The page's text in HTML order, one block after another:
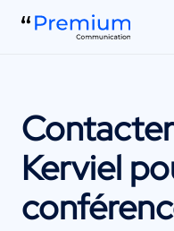
Contacter
Kerviel